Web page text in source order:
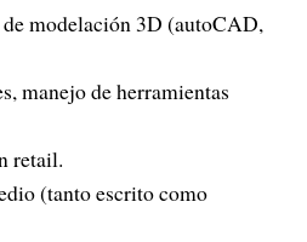
modelación 3D (autoCAD,
manejo de herramientas
retail.
(tanto escrito como